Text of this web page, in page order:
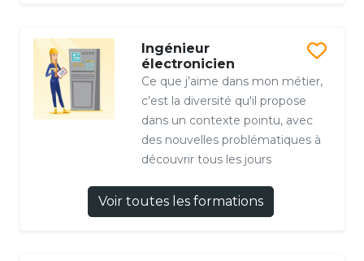
Ingénieur
électronicien
Ce que j’aime dans mon métier,
c’est la diversité qu'il propose
dans un contexte pointu, avec
des nouvelles problématiques à
découvrir tous les jours
Voir toutes les formations